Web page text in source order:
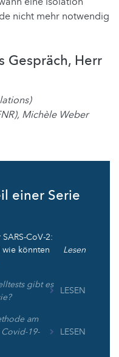
nicht mehr notwendig
Gespräch, Herr
Michèle Weber
einer Serie
CoV-2:
könnten
Lesen
gibt es
LESEN
am
19-
LESEN